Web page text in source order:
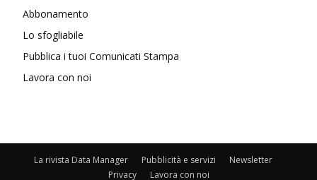
Abbonamento
Lo sfogliabile
Pubblica i tuoi Comunicati Stampa
Lavora con noi
La rivista Data Manager Pubblicità e servizi
Newsletter
Privacy
Lavora con noi